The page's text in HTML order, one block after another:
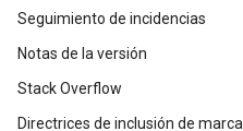
Seguimiento de incidencias
Notas de la versión
Stack Overflow
Directrices de inclusión de marca